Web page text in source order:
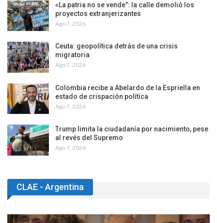
«La patria no se vende”: la calle demolió los
proyectos extranjerizantes
Ago 7, 2026
Ceuta: geopolítica detrás de una crisis
migratoria
Ago 7, 2026
Colombia recibe a Abelardo de la Espriella en
estado de crispación política
Ago 7, 2026
Trump limita la ciudadanía por nacimiento, pese
al revés del Supremo
Ago 7, 2026
CLAE - Argentina